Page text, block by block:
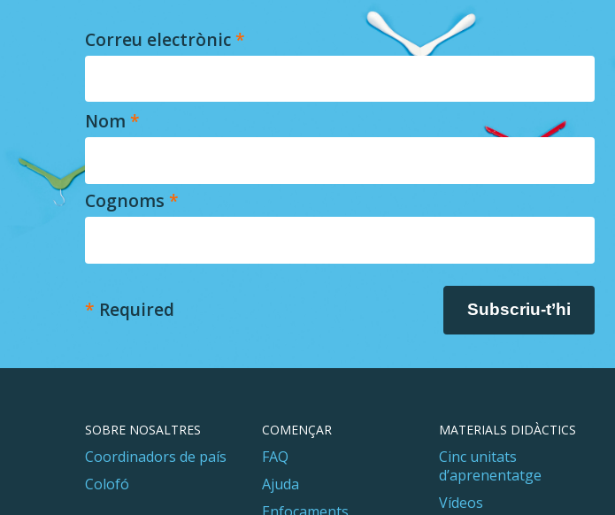
Correu electrònic*
Nom *
Cognoms *
* Required
SOBRE NOSALTRES
Coordinadors de país
Colofó
COMENÇAR
FAQ
Ajuda
MATERIALS DIDÀCTICS
Cinc unitats
d’aprenentatge
Vídeos